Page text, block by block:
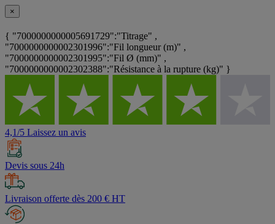
×
{ "7000000000005691729":"Titrage" ,
"7000000000002301996":"Fil longueur (m)" ,
"7000000000002301995":"Fil Ø (mm)" ,
"7000000000002302388":"Résistance à la rupture (kg)" }
4,1/5 Laissez un avis
Devis sous 24h
Livraison offerte dès 200 € HT